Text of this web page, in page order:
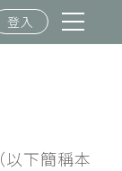
登入
下簡稱本